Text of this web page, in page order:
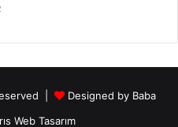
| Designed by Baba
Web Tasarım